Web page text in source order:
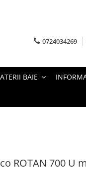
0724034269
BAIE
ROTAN 700 U